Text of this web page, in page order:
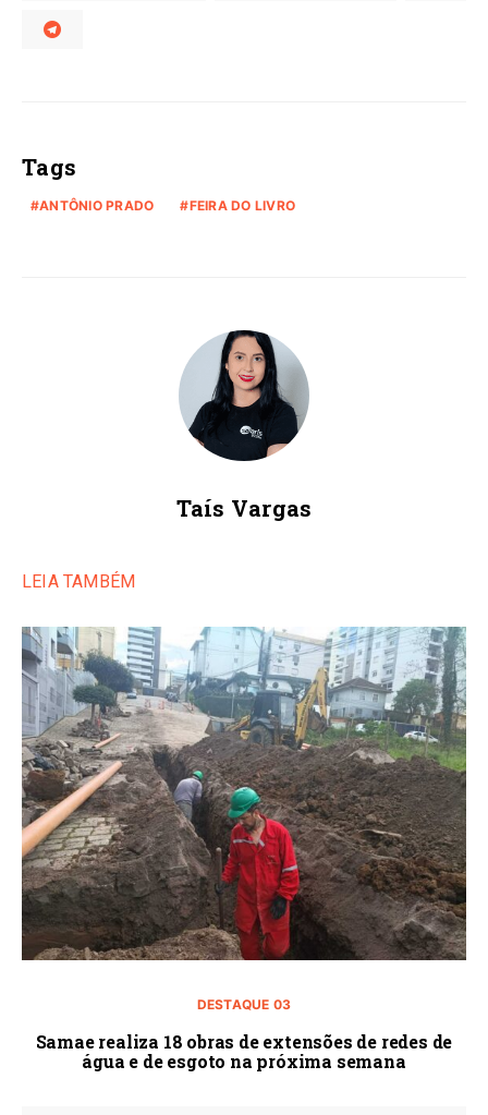
Tags
ANTÔNIO PRADO FEIRA DO LIVRO
Taís Vargas
LEIA TAMBÉM
DESTAQUE 03
Samae realiza 18 obras de extensões de redes de
água e de esgoto na próxima semana